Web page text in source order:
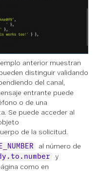
anterior muestran
distinguir validando
del canal,
entrante puede
o de una
Se puede acceder al
de la solicitud.
al número de
y
como en